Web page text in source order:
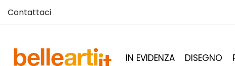
Contattaci
IN EVIDENZA DISEGNO